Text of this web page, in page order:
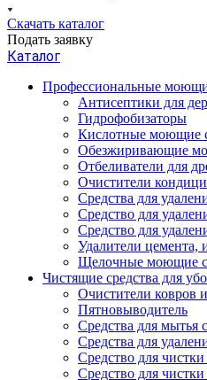
Скачать каталог
Подать заявку
Каталог
Профессиональные
Антисептики для
Гидрофобизаторы
Кислотные моющие
Обезжиривающие
Отбеливатели для
Очистители
Средства для
Средство для
Средство для
Удалители цемента,
Щелочные моющие
Чистящие средства для
Очистители ковров
Пятновыводитель
Средства для мытья
Средства для
Средство для
Средство для